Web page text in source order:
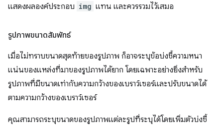
แสดงผลองค์ประกอบ img แทน และควรรวมไว้เสมอ
รูปภาพขนาดสัมพัทธ์
เมื่อไม่ทราบขนาดสุดท้ายของรูปภาพ ก็อาจระบุข้อบ่งชี้ความหนา
แน่นของแหล่งที่มาของรูปภาพได้ยาก โดยเฉพาะอย่างยิ่งสำหรับ
รูปภาพที่มีขนาดเท่ากับความกว้างของเบราว์เซอร์และปรับขนาดได้
ตามความกว้างของเบราว์เซอร์
คุณสามารถระบุขนาดของรูปภาพแต่ละรูปที่ระบุได้โดยเพิ่มตัวบ่งชี้